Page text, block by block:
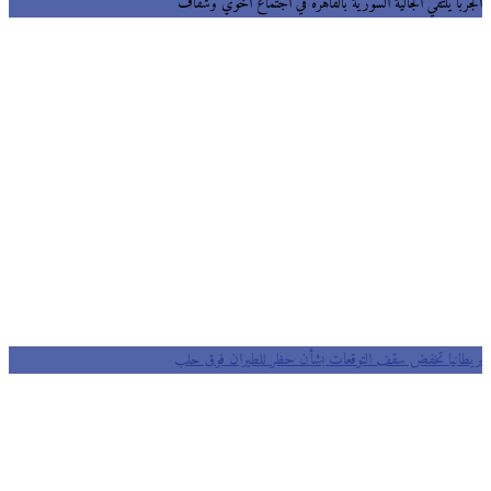
بريطانيا تخفض سقف التوقعات بشأن حظر للطيران فوق حلب